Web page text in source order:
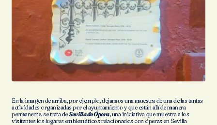
En la imagen de arriba, por ejemplo, dejamos una muestra de una de las tantas
actividades organizadas por el ayuntamiento y que están allí de manera
permanente, se trata deSevilla de Ópera, una iniciativa que muestra a los
visitantes los lugares emblemáticos relacionados con óperas en Sevilla